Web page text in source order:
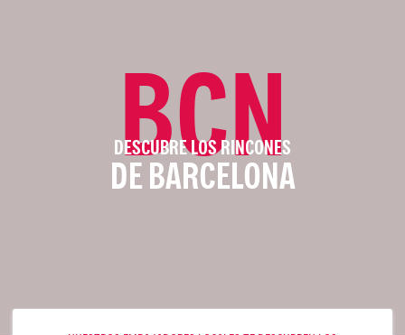
BCN
DESCUBRE LOS RINCONES
DE BARCELONA